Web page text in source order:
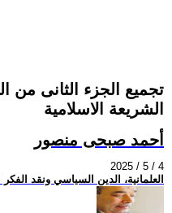
تجميع الجزء الثانى من
الشريعة الاسلامية
أحمد صبحى منصور
2025 / 5 / 4
العلمانية، الدين السياسي ونقد الفكر